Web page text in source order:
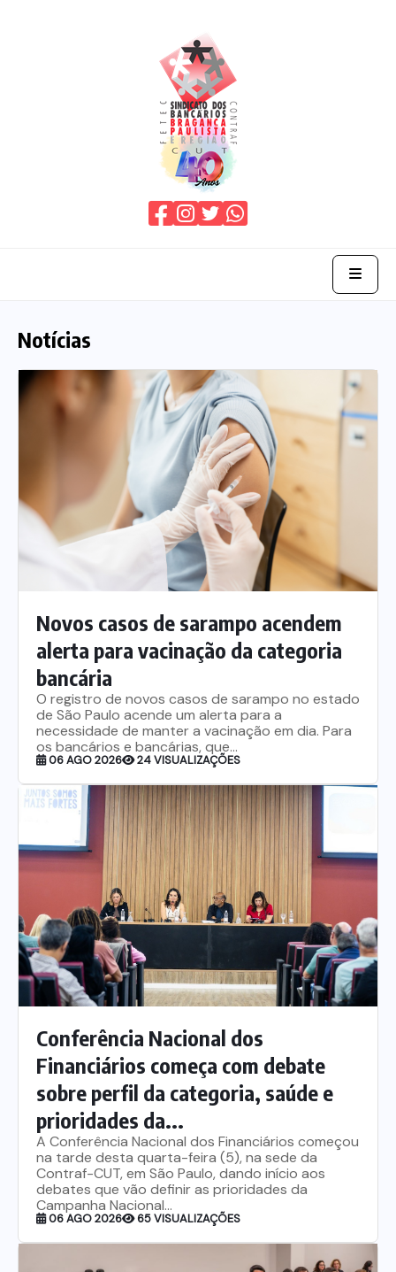
O Sindicato
Agenda das atividades sindicais
Estatuto
Bancos
Santander
Bradesco
Banco do Brasil
BMB
Financeiras e Cooperativas
Convênios
Folha d@s Bancári@s
Galerias de Fotos
Videos
Sindicalize!
Contato
Webmail
Notícias
Novos casos de sarampo acendem
alerta para vacinação da categoria
bancária
O registro de novos casos de sarampo no estado
de São Paulo acende um alerta para a
necessidade de manter a vacinação em dia. Para
os bancários e bancárias, que...
06 AGO 2026 24 VISUALIZAÇÕES
Conferência Nacional dos
Financiários começa com debate
sobre perfil da categoria, saúde e
prioridades da...
A Conferência Nacional dos Financiários começou
na tarde desta quarta-feira (5), na sede da
Contraf-CUT, em São Paulo, dando início aos
debates que vão definir as prioridades da
Campanha Nacional...
06 AGO 2026 65 VISUALIZAÇÕES